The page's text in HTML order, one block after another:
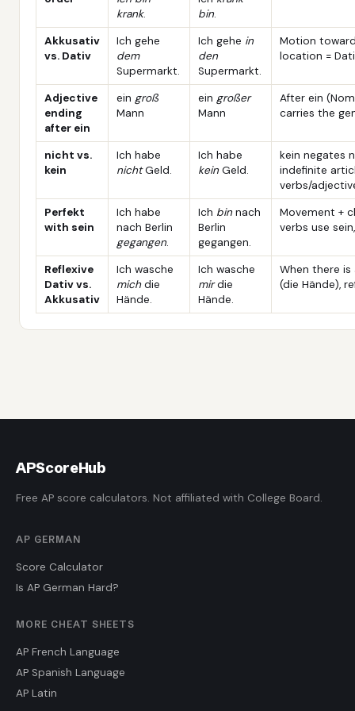
krank.
bin.
Akkusativ
vs. Dativ
Ich gehe
dem
Supermarkt.
Ich gehe in
den
Supermarkt.
Motion
location =
Adjective
ending
after ein
ein groß
Mann
ein großer
Mann
After ein
carries the
nicht vs.
kein
Ich habe
nichtGeld.
Ich habe
keinGeld.
kein negates
indefinite
verbs/
Perfekt
with sein
Ich habe
nach Berlin
gegangen.
Ich binnach
Berlin
gegangen.
Movement +
verbs use
Reflexive
Dativ vs.
Akkusativ
Ich wasche
michdie
Hände.
Ich wasche
mirdie
Hände.
When there
(die Hände),
APScoreHub
Free AP score calculators. Not affiliated with College Board.
AP GERMAN
Score Calculator
Is AP German Hard?
MORE CHEAT SHEETS
AP French Language
AP Spanish Language
AP Latin